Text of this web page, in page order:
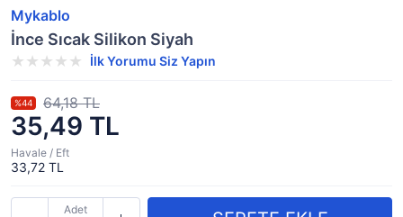
Mykablo
İnce Sıcak Silikon Siyah
İlk Yorumu Siz Yapın
35,49 TL
%44 64,18 TL
Havale / Eft
33,72 TL
Adet